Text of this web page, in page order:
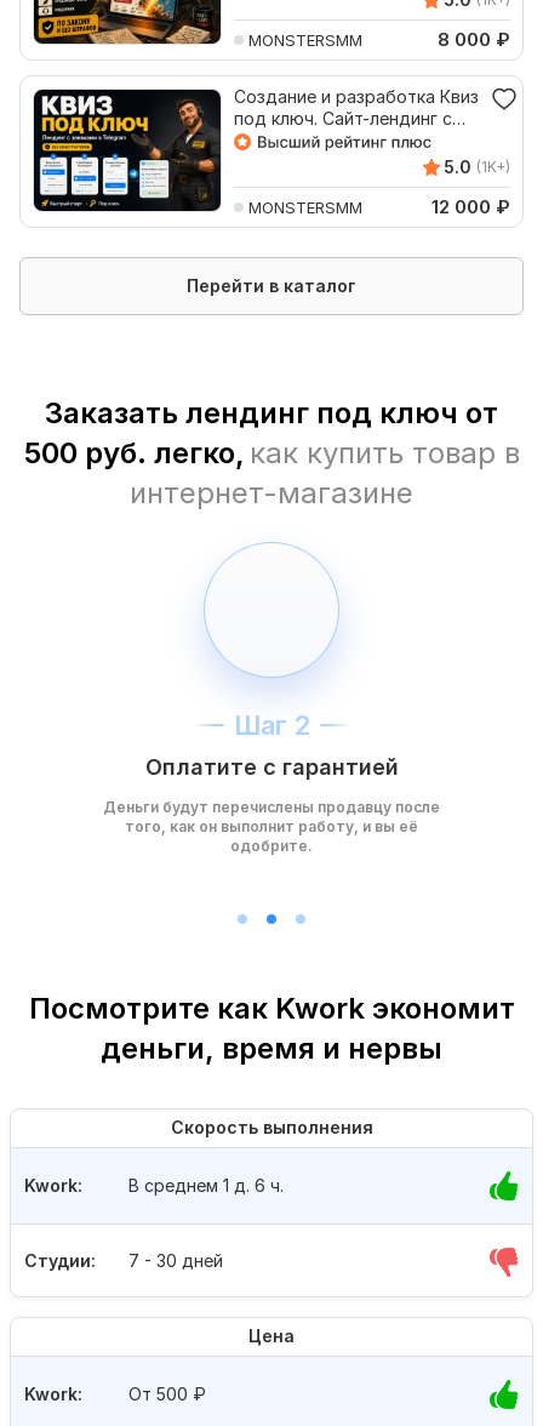
MONSTERSMM 8 000 ₽
Создание и разработка Квиз
под ключ. Сайт-лендинг с
заявками Telegram
5.0 (1K+)
MONSTERSMM 12 000 ₽
Перейти в каталог
Заказать лендинг под ключ от
500 руб. легко, как купить товар в
интернет-магазине
Шаг 2
Оплатите с гарантией
Деньги будут перечислены продавцу после
того, как он выполнит работу, и вы её
одобрите.
Посмотрите как Kwork экономит
деньги, время и нервы
Скорость выполнения
Студии: 7 - 30 дней
Kwork: В среднем 1 д. 6 ч.
Цена
Kwork: От 500 ₽